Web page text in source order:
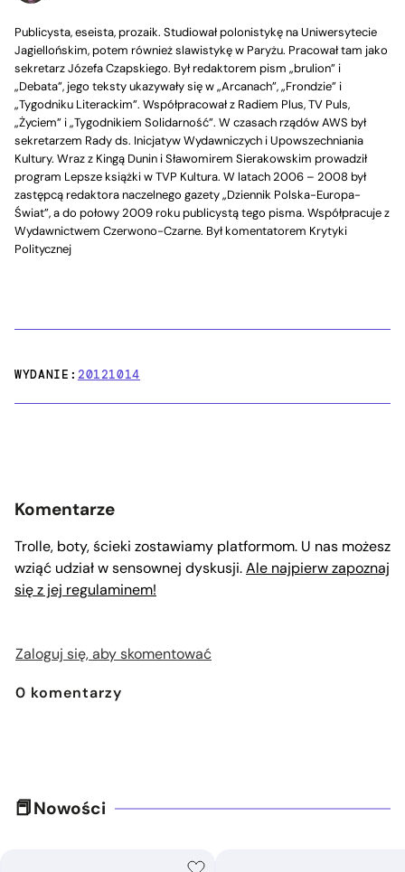
Publicysta, eseista, prozaik. Studiował polonistykę na Uniwersytecie
Jagiellońskim, potem również slawistykę w Paryżu. Pracował tam jako
sekretarz Józefa Czapskiego. Był redaktorem pism „brulion” i
„Debata”, jego teksty ukazywały się w „Arcanach”, „Frondzie” i
„Tygodniku Literackim”. Współpracował z Radiem Plus, TV Puls,
„Życiem” i „Tygodnikiem Solidarność”. W czasach rządów AWS był
sekretarzem Rady ds. Inicjatyw Wydawniczych i Upowszechniania
Kultury. Wraz z Kingą Dunin i Sławomirem Sierakowskim prowadził
program Lepsze książki w TVP Kultura. W latach 2006 – 2008 był
zastępcą redaktora naczelnego gazety „Dziennik Polska-Europa-
Świat”, a do połowy 2009 roku publicystą tego pisma. Współpracuje z
Wydawnictwem Czerwono-Czarne. Był komentatorem Krytyki
Politycznej
WYDANIE:20121014
Komentarze
Trolle, boty, ścieki zostawiamy platformom. U nas możesz
wziąć udział w sensownej dyskusji.Ale najpierw zapoznaj
się z jej regulaminem!
Zaloguj się, aby skomentować
0 komentarzy
Nowości